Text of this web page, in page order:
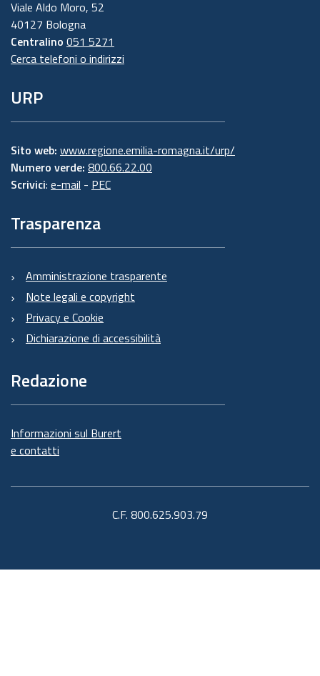
Viale Aldo Moro, 52
40127 Bologna
Centralino 051 5271
Cerca telefoni o indirizzi
URP
Sito web: www.regione.emilia-romagna.it/urp/
Numero verde: 800.66.22.00
Scrivici: e-mail - PEC
Trasparenza
Amministrazione trasparente
Note legali e copyright
Privacy e Cookie
Dichiarazione di accessibilità
Redazione
Informazioni sul Burert
e contatti
C.F. 800.625.903.79